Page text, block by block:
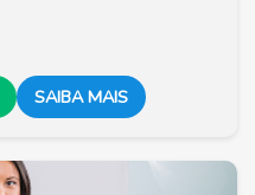
SAIBA MAIS